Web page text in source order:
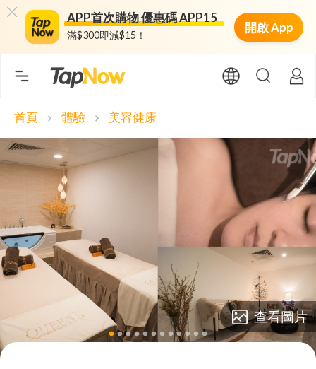
APP首次購物 優惠碼 APP15
滿$300即減$15！
開啟 App
首頁 chevron_right 體驗 chevron_right 美容健康
lens lens lens lens lens lens lens lens lens lens lens lens
查看圖片